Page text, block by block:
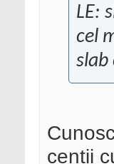
LE:
cel
slab
centii